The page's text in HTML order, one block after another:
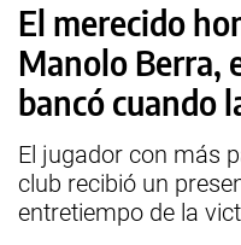
El merecido
Manolo Berra,
bancó cuando
El jugador con más
club recibió un
entretiempo de la